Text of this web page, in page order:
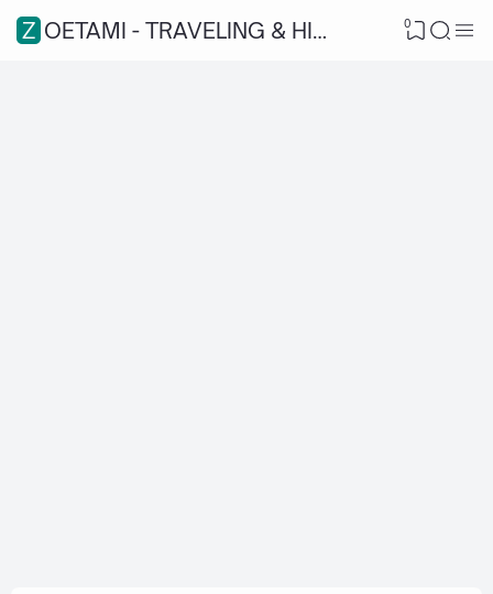
ZOETAMI - TRAVELING & HIKING 0